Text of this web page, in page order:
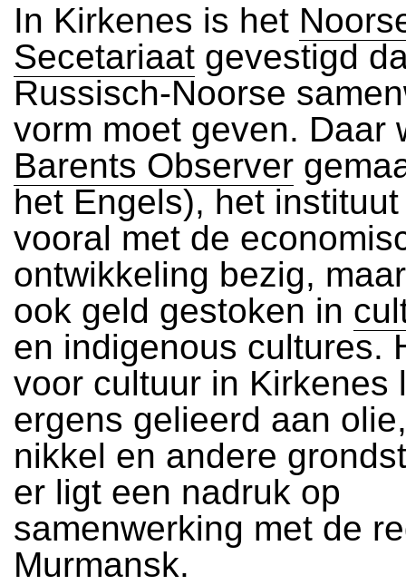
In Kirkenes is het
Secetariaat gevestigd
Russisch-Noorse
vorm moet geven. Daar
Barents Observer
het Engels), het
vooral met de
ontwikkeling bezig,
ook geld gestoken in
en indigenous cultures.
voor cultuur in Kirkenes
ergens gelieerd aan
nikkel en andere
er ligt een nadruk op
samenwerking met de
Murmansk.